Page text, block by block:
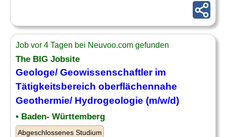
Job vor 4 Tagen bei Neuvoo.com gefunden
The BIG Jobsite
Geologe/ Geowissenschaftler im
Tätigkeitsbereich oberflächennahe
Geothermie/ Hydrogeologie (m/w/d)
• Baden- Württemberg
Abgeschlossenes Studium